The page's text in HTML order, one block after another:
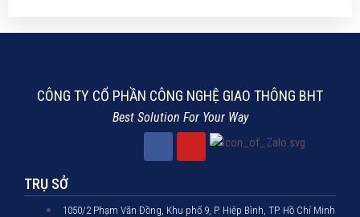
CÔNG TY CỔ PHẦN CÔNG NGHỆ GIAO THÔNG BHT
Best Solution For Your Way
TRỤ SỞ
1050/2 Phạm Văn Đồng, Khu phố 9, P. Hiệp Bình, TP. Hồ Chí Minh